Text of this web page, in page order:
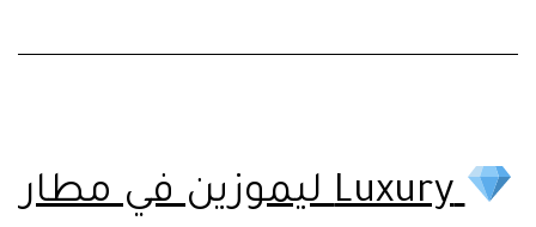
Luxury ليموزين في مطار